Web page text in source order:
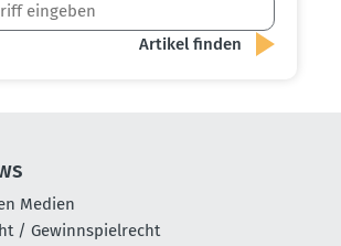
Medien
/ Gewinnspielrecht